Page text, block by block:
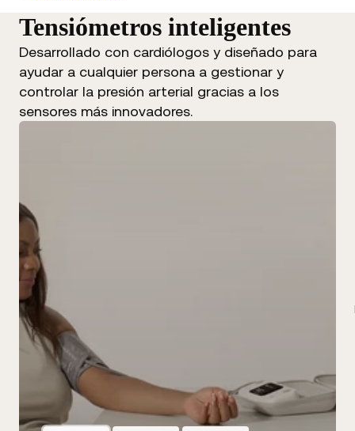
Tensiómetros inteligentes
Desarrollado con cardiólogos y diseñado para
ayudar a cualquier persona a gestionar y
controlar la presión arterial gracias a los
sensores más innovadores.